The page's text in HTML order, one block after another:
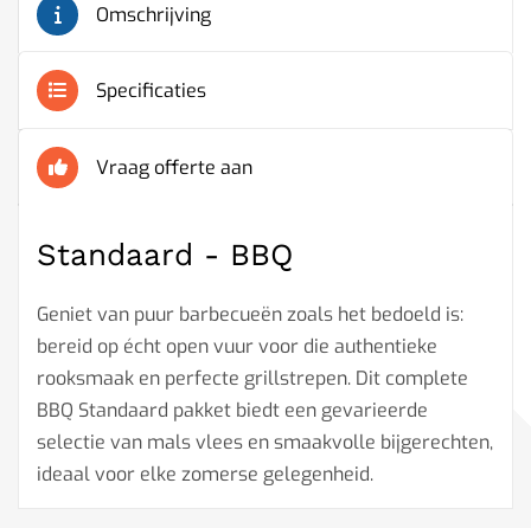
Omschrijving
Specificaties
Vraag offerte aan
Standaard - BBQ
Geniet van puur barbecueën zoals het bedoeld is:
bereid op écht open vuur voor die authentieke
rooksmaak en perfecte grillstrepen. Dit complete
BBQ Standaard pakket biedt een gevarieerde
selectie van mals vlees en smaakvolle bijgerechten,
ideaal voor elke zomerse gelegenheid.